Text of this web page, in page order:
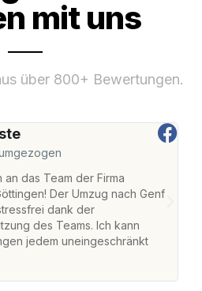
mit uns
über 800+ Bewertungen.
das Team der Firma
Der Umzug nach Genf
dank der
des Teams. Ich kann
jedem uneingeschränkt